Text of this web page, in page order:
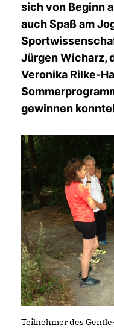
sich von Beginn
auch Spaß am
Jürgen Wicharz,
Veronika Rilke-
gewinnen
Teilnehmer des